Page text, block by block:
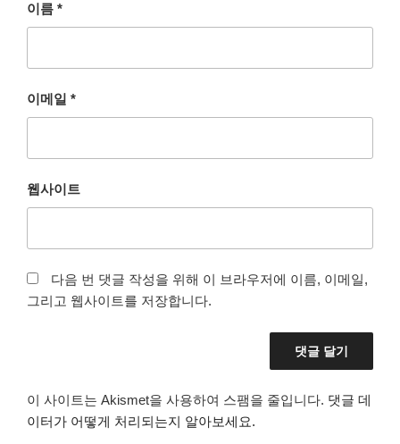
이름 *
이메일 *
웹사이트
다음 번 댓글 작성을 위해 이 브라우저에 이름, 이메일,
그리고 웹사이트를 저장합니다.
이 사이트는 Akismet을 사용하여 스팸을 줄입니다. 댓글 데
이터가 어떻게 처리되는지 알아보세요.